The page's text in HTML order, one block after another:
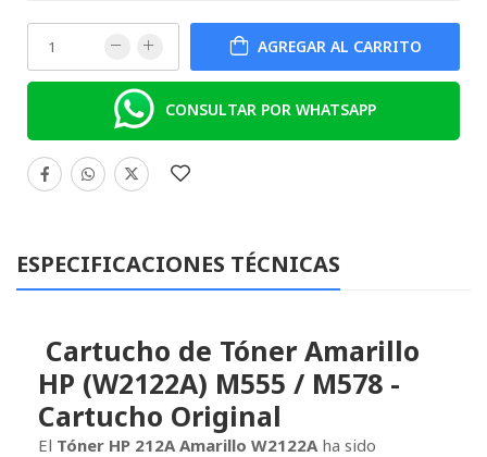
AGREGAR AL CARRITO
CONSULTAR POR WHATSAPP
ESPECIFICACIONES TÉCNICAS
Cartucho de Tóner Amarillo
HP (W2122A) M555 / M578 -
Cartucho Original
El Tóner HP 212A Amarillo W2122A ha sido